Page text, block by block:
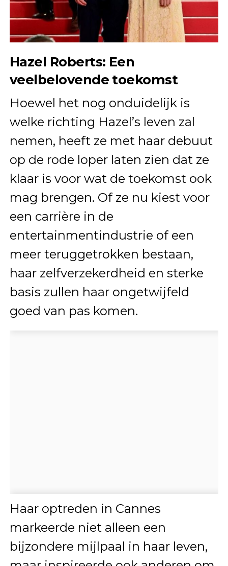
Hazel Roberts: Een
veelbelovende toekomst
Hoewel het nog onduidelijk is
welke richting Hazel’s leven zal
nemen, heeft ze met haar debuut
op de rode loper laten zien dat ze
klaar is voor wat de toekomst ook
mag brengen. Of ze nu kiest voor
een carrière in de
entertainmentindustrie of een
meer teruggetrokken bestaan,
haar zelfverzekerdheid en sterke
basis zullen haar ongetwijfeld
goed van pas komen.
Haar optreden in Cannes
markeerde niet alleen een
bijzondere mijlpaal in haar leven,